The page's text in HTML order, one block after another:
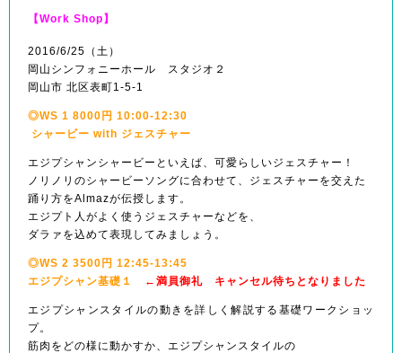
【Work Shop】
2016/6/25（土）
岡山シンフォニーホール スタジオ２
岡山市 北区表町1-5-1
◎WS 1 8000円 10:00-12:30
シャービー with ジェスチャー
エジプシャンシャービーといえば、可愛らしいジェスチャー！
ノリノリのシャービーソングに合わせて、ジェスチャーを交えた
踊り方をAlmazが伝授します。
エジプト人がよく使うジェスチャーなどを、
ダラァを込めて表現してみましょう。
◎WS 2 3500円 12:45-13:45
エジプシャン基礎１
←満員御礼 キャンセル待ちとなりました
エジプシャンスタイルの動きを詳しく解説する基礎ワークショッ
プ。
筋肉をどの様に動かすか、エジプシャンスタイルの